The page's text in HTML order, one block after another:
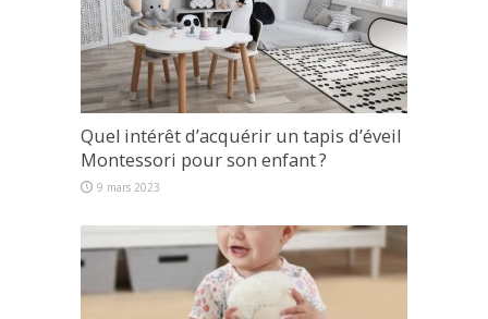
Quel intérêt d’acquérir un tapis d’éveil
Montessori pour son enfant ?
9 mars 2023